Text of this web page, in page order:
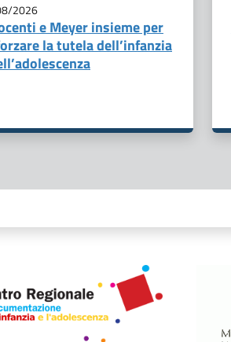
2026
e Meyer insieme per
la tutela dell’infanzia